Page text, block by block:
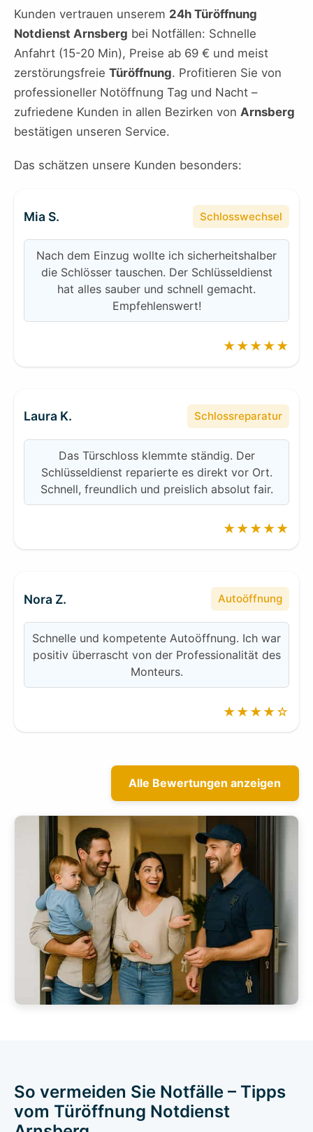
Kunden vertrauen unserem 24h Türöffnung
Notdienst Arnsberg bei Notfällen: Schnelle
Anfahrt (15-20 Min), Preise ab 69 € und meist
zerstörungsfreie Türöffnung. Profitieren Sie von
professioneller Notöffnung Tag und Nacht –
zufriedene Kunden in allen Bezirken von Arnsberg
bestätigen unseren Service.
Das schätzen unsere Kunden besonders:
Mia S. Schlosswechsel
Nach dem Einzug wollte ich sicherheitshalber
die Schlösser tauschen. Der Schlüsseldienst
hat alles sauber und schnell gemacht.
Empfehlenswert!
★★★★★
Laura K. Schlossreparatur
Das Türschloss klemmte ständig. Der
Schlüsseldienst reparierte es direkt vor Ort.
Schnell, freundlich und preislich absolut fair.
★★★★★
Nora Z. Autoöffnung
Schnelle und kompetente Autoöffnung. Ich war
positiv überrascht von der Professionalität des
Monteurs.
★★★★☆
Alle Bewertungen anzeigen
So vermeiden Sie Notfälle – Tipps
vom Türöffnung Notdienst